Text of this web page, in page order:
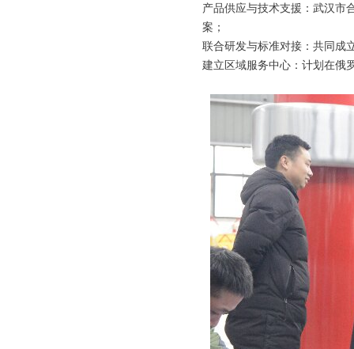
产品供应与技术支援： 武汉市
案；
联合研发与标准对接：共同成
建立区域服务中心：计划在俄